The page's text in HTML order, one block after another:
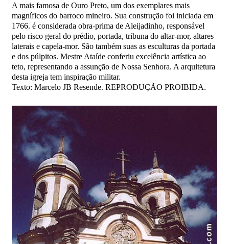
A mais famosa de Ouro Preto, um dos exemplares mais
magníficos do barroco mineiro. Sua construção foi iniciada em
1766. é considerada obra-prima de Aleijadinho, responsável
pelo risco geral do prédio, portada, tribuna do altar-mor, altares
laterais e capela-mor. São também suas as esculturas da portada
e dos púlpitos. Mestre Ataíde conferiu excelência artística ao
teto, representando a assunção de Nossa Senhora. A arquitetura
desta igreja tem inspiração militar.
Texto: Marcelo JB Resende. REPRODUÇÃO PROIBIDA.